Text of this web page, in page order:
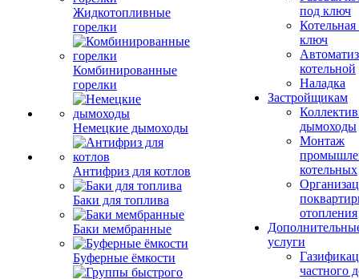
Жидкотопливные
горелки
Комбинированные
горелки
Немецкие дымоходы
Антифриз для котлов
Баки для топлива
Баки мембранные
Буферные ёмкости
под ключ
ключ
котельной
Наладка
Застройщикам
дымоходы
Монтаж
котельных
отопления
услуги
частного